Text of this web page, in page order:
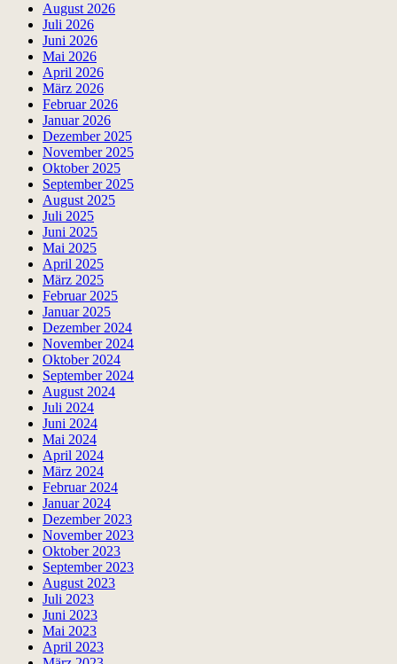
August 2026
Juli 2026
Juni 2026
Mai 2026
April 2026
März 2026
Februar 2026
Januar 2026
Dezember 2025
November 2025
Oktober 2025
September 2025
August 2025
Juli 2025
Juni 2025
Mai 2025
April 2025
März 2025
Februar 2025
Januar 2025
Dezember 2024
November 2024
Oktober 2024
September 2024
August 2024
Juli 2024
Juni 2024
Mai 2024
April 2024
März 2024
Februar 2024
Januar 2024
Dezember 2023
November 2023
Oktober 2023
September 2023
August 2023
Juli 2023
Juni 2023
Mai 2023
April 2023